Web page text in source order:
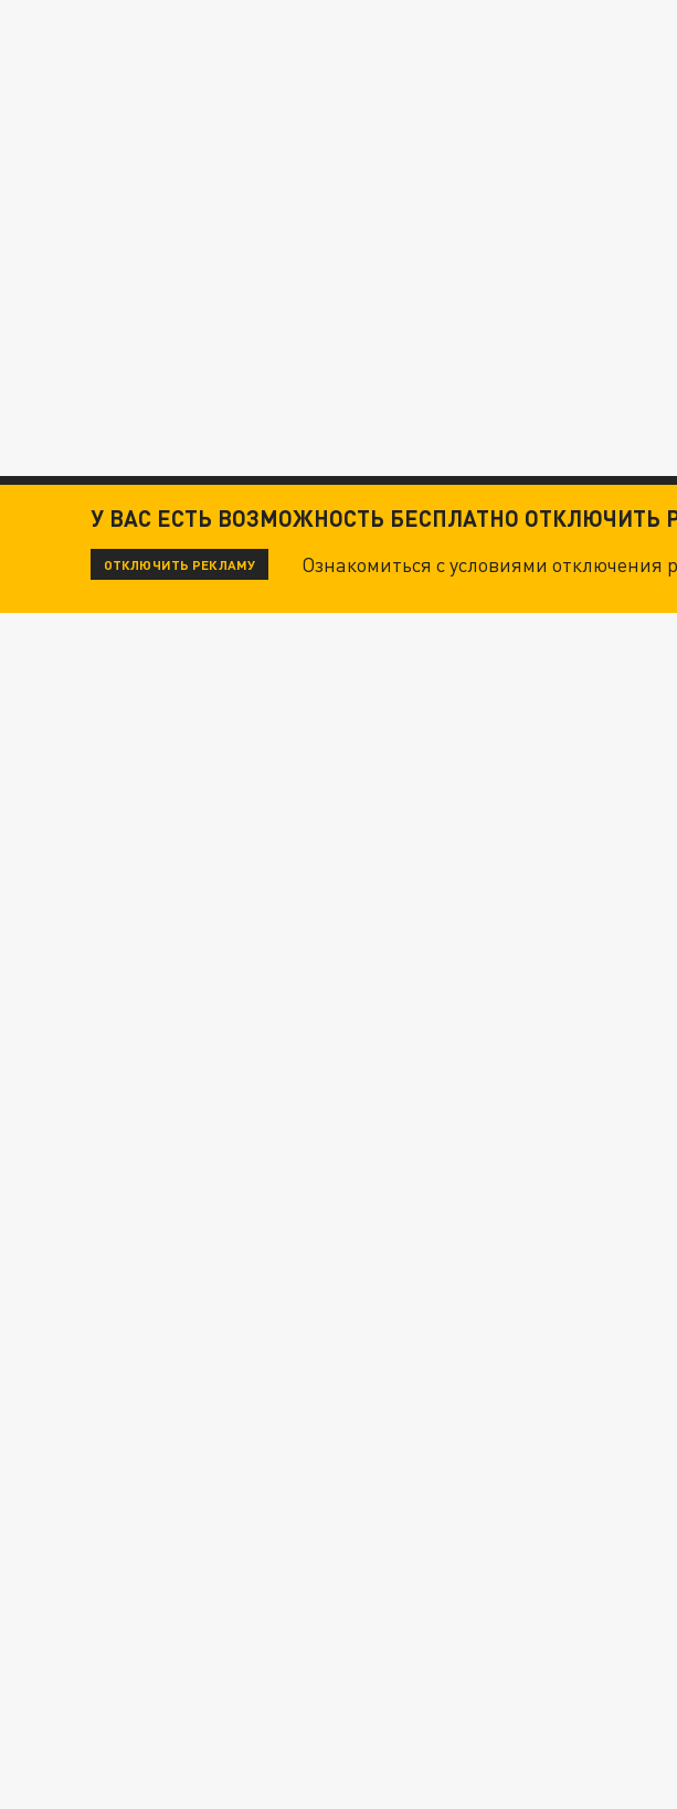
У ВАС ЕСТЬ ВОЗМОЖНОСТЬ БЕСПЛАТНО ОТКЛЮЧИТЬ
ОТКЛЮЧИТЬ РЕКЛАМУ Ознакомиться с условиями